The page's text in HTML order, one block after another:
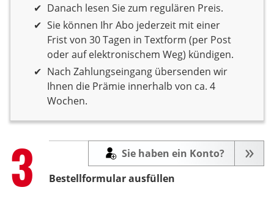
Danach lesen Sie zum regulären Preis.
Sie können Ihr Abo jederzeit mit einer
Frist von 30 Tagen in Textform (per Post
oder auf elektronischem Weg) kündigen.
Nach Zahlungseingang übersenden wir
Ihnen die Prämie innerhalb von ca. 4
Wochen.
Step
3 Bestellformular ausfüllen
Sie haben ein Konto?